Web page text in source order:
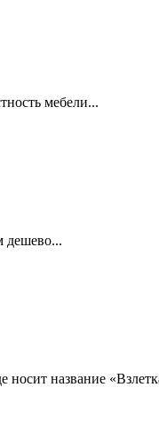
мебели...
дешево...
носит название